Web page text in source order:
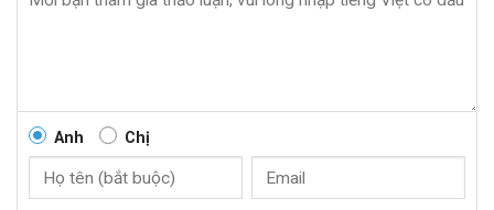
đến vỏ bọc bên ngoài bếp.
Anh Chị